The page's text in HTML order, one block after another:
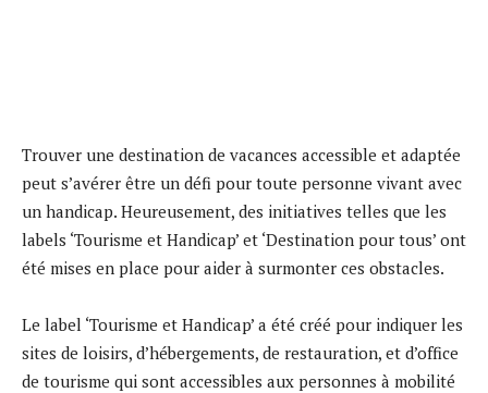
Trouver une destination de vacances accessible et adaptée
peut s’avérer être un défi pour toute personne vivant avec
un handicap. Heureusement, des initiatives telles que les
labels ‘Tourisme et Handicap’ et ‘Destination pour tous’ ont
été mises en place pour aider à surmonter ces obstacles.
Le label ‘Tourisme et Handicap’ a été créé pour indiquer les
sites de loisirs, d’hébergements, de restauration, et d’office
de tourisme qui sont accessibles aux personnes à mobilité